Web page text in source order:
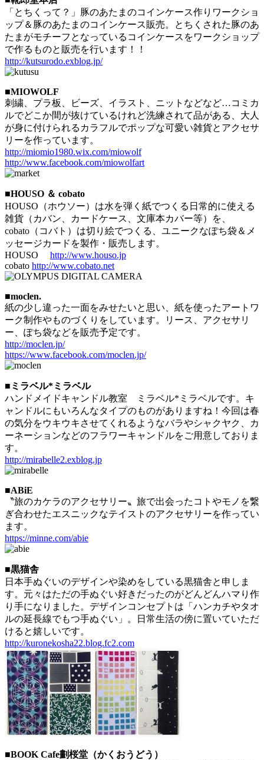
「とちくって？」豚のあたまのコインケース作りワークショ
ップ＆豚のあたまのコインケース販売。とちくされた豚のあ
たまがモチーフとなっているコインケースをワークショップ
で作るものと販売を行います！！
http://kutsurodo.exblog.jp/
■MIOWOLF
刺繍、プラ板、ビーズ、イラスト、ニットなどなど…コミカ
ルでどこか間が抜けているけれど洗練されて品がある、大人
が身に付けられるカラフルでポップな可愛い雑貨とアクセサ
リーを作っています。
http://miomio1980.wix.com/miowolf
http://www.facebook.com/miowolfart
■HOUSO ＆ cobato
HOUSO（ホウソー）は水を弾く紙でつくる日常的に使える
雑貨（カバン、カードケース、文庫本カバー等）を、
cobato（コバト）は切り絵でつくる、ユニークなぽち袋＆メ
ッセージカードを製作・販売します。
HOUSO http://www.houso.jp
cobato http://www.cobato.net
■moclen.
紙の少し違った一面をみせたいと思い、紙を使ったアートワ
ーク制作やものづくりをしています。リース、アクセサリ
ー、ぽち袋などを販売予定です。
http://moclen.jp/
https://www.facebook.com/moclen.jp/
■ミラベル*ミラベル
ハンドメイドキャンドル教室 ミラベル*ミラベルです。キ
ャンドルにもいろんなタイプのものがありますね！今回は春
の気分をウキウキさせてくれるようなバラやシャクヤク、カ
ーネーションなどのフラワーキャンドルをご用意しておりま
す。
http://mirabelle2.exblog.jp
■ABiE
〝旅のカケラのアクセサリー〟旅で出会ったコトやモノを繋
ぎ合わせたエスニックなテイストのアクセサリーを作ってい
ます。
https://minne.com/abie
■黒猫舎
日本手ぬぐいのデザインや染めをしている黒猫舎と申しま
す。元々はただの手ぬぐい好きだったのがどんどんハマり作
り手になりました。デザインコンセプトは「ハンカチやタオ
ルの延長線でもつ手ぬぐい」。日常生活の傍に置いていただ
けると嬉しいです。
http://kuronekosha22.blog.fc2.com
■BOOK Cafe劃桜堂（かくおうどう）